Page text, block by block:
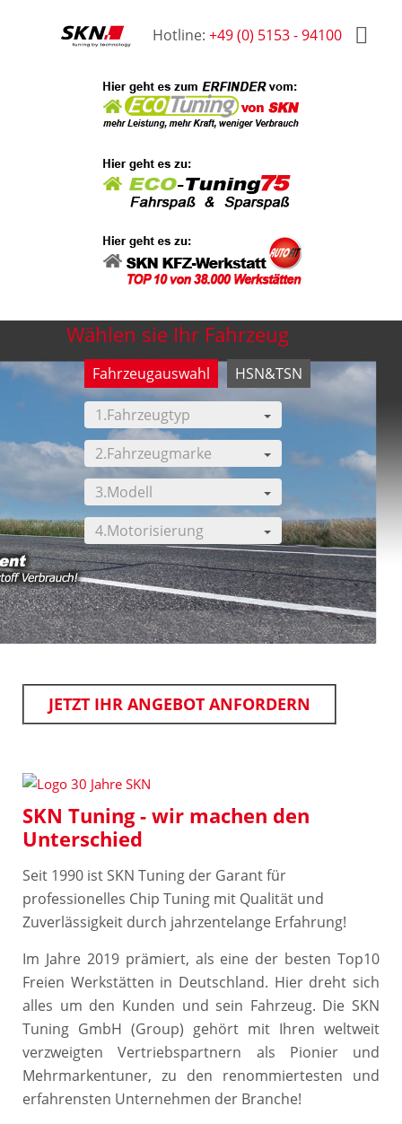
Hotline:+49 (0) 5153 - 94100
Wählen sie Ihr Fahrzeug
Fahrzeugauswahl HSN&TSN
1.Fahrzeugtyp
2.Fahrzeugmarke
3.Modell
4.Motorisierung
JETZT IHR ANGEBOT ANFORDERN
SKN Tuning - wir machen den
Unterschied
Seit 1990 ist SKN Tuning der Garant für
professionelles Chip Tuning mit Qu​alität und
Zuverlässigkeit durch jahrzentelange Erfahrung!
Im Jahre 2019 prämiert, als eine der besten Top10
Freien Werkstätten in Deutschland. Hier dreht sich
alles um den Kunden und sein Fahrzeug. Die SKN
Tuning GmbH (Group) gehört mit Ihren weltweit
verzweigten Vertriebspartnern als Pionier und
Mehrmarkentuner, zu den renommiertesten und
erfahrensten Unternehmen der Branche!